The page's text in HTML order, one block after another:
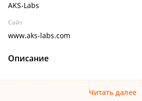
AKS-Labs
Сайт
www.aks-labs.com
Описание
Читать далее